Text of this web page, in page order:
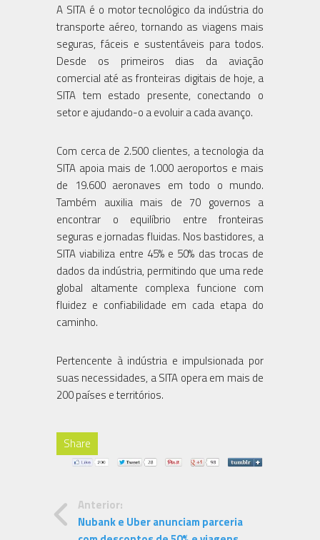
A SITA é o motor tecnológico da indústria do
transporte aéreo, tornando as viagens mais
seguras, fáceis e sustentáveis para todos.
Desde os primeiros dias da aviação
comercial até as fronteiras digitais de hoje, a
SITA tem estado presente, conectando o
setor e ajudando-o a evoluir a cada avanço.
Com cerca de 2.500 clientes, a tecnologia da
SITA apoia mais de 1.000 aeroportos e mais
de 19.600 aeronaves em todo o mundo.
Também auxilia mais de 70 governos a
encontrar o equilíbrio entre fronteiras
seguras e jornadas fluidas. Nos bastidores, a
SITA viabiliza entre 45% e 50% das trocas de
dados da indústria, permitindo que uma rede
global altamente complexa funcione com
fluidez e confiabilidade em cada etapa do
caminho.
Pertencente à indústria e impulsionada por
suas necessidades, a SITA opera em mais de
200 países e territórios.
Share
Anterior:
Nubank e Uber anunciam parceria